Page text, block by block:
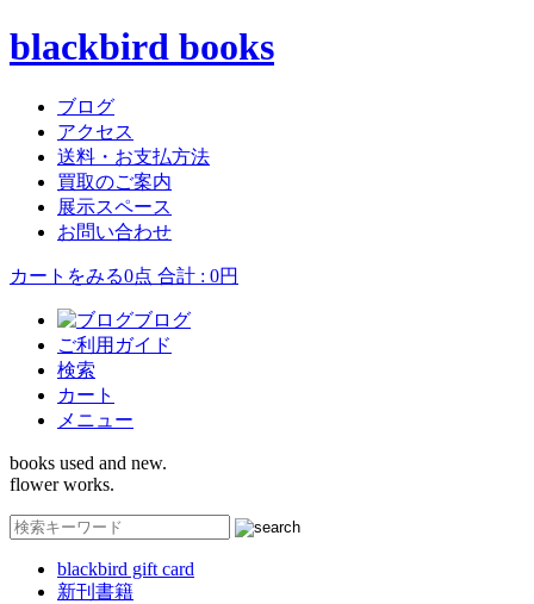
blackbird books
ブログ
アクセス
送料・お支払方法
買取のご案内
展示スペース
お問い合わせ
カートをみる0点 合計 : 0円
ブログ
ご利用ガイド
検索
カート
メニュー
books used and new.
flower works.
blackbird gift card
新刊書籍